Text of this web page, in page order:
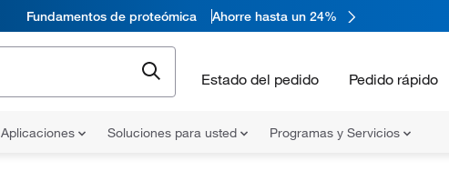
Fundamentos de proteómica Ahorre hasta un 24%
Estado del pedido Pedido rápido
Aplicaciones Soluciones para usted Programas y Servicios